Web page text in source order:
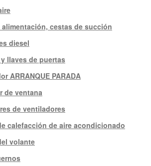
alimentación, cestas de succión
diesel
llaves de puertas
ARRANQUE PARADA
de ventana
de ventiladores
calefacción de aire acondicionado
volante